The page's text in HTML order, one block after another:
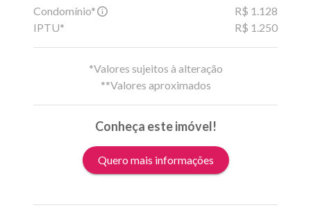
Condomínio*
R$ 1.128
IPTU*
R$ 1.250
*Valores sujeitos à alteração
**Valores aproximados
Conheça este imóvel!
Quero mais informações